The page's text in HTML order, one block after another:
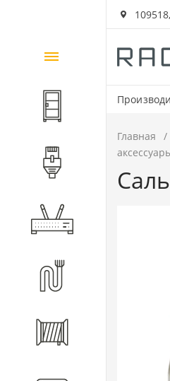
Каталог
товаров
Шкафы и стойки
Компоненты СКС
Волоконно-
Главная